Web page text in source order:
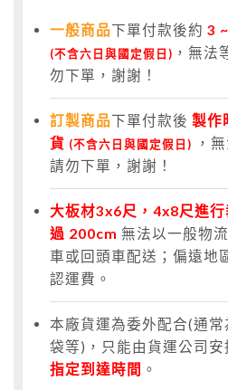
一般商品下單付款後約 3
(不含六日與國定假日) ，無法
勿下單，謝謝！
訂製商品下單付款後 製作
貨 (不含六日與國定假日)
，
請勿下單，謝謝！
大板材3x6尺，4x8尺進
過 200cm 無法以一般物
車或回頭車配送；偏遠地
認運費。
本廠貨運為委外配合(通常
袋等)，只能由貨運公司安
指定到達時間 。